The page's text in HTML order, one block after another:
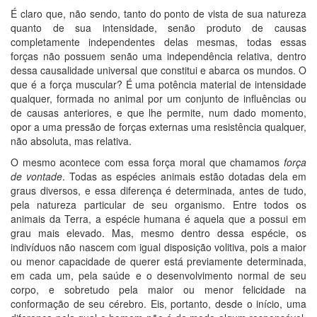
É claro que, não sendo, tanto do ponto de vista de sua natureza
quanto de sua intensidade, senão produto de causas
completamente independentes delas mesmas, todas essas
forças não possuem senão uma independência relativa, dentro
dessa causalidade universal que constitui e abarca os mundos. O
que é a força muscular? É uma potência material de intensidade
qualquer, formada no animal por um conjunto de influências ou
de causas anteriores, e que lhe permite, num dado momento,
opor a uma pressão de forças externas uma resistência qualquer,
não absoluta, mas relativa.
O mesmo acontece com essa força moral que chamamos força
de vontade. Todas as espécies animais estão dotadas dela em
graus diversos, e essa diferença é determinada, antes de tudo,
pela natureza particular de seu organismo. Entre todos os
animais da Terra, a espécie humana é aquela que a possui em
grau mais elevado. Mas, mesmo dentro dessa espécie, os
indivíduos não nascem com igual disposição volitiva, pois a maior
ou menor capacidade de querer está previamente determinada,
em cada um, pela saúde e o desenvolvimento normal de seu
corpo, e sobretudo pela maior ou menor felicidade na
conformação de seu cérebro. Eis, portanto, desde o início, uma